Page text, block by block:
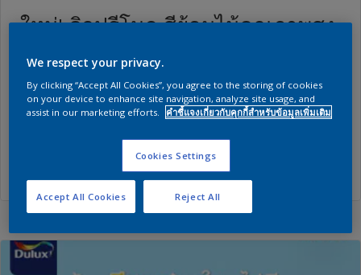
ใหม่! คิวปรีโนล สีย้อมไม้คุณภาพสูง
คิวปรีโนล ผลิตภัณฑ์รักษาเนื้อไม้คุณภาพสูงจากอังกฤษที่
มีประวัติยาวนานเกือบ 100 ปี
เพิ่มเติม
We respect your privacy.
By clicking “Accept All Cookies”, you agree to the storing of cookies
on your device to enhance site navigation, analyze site usage, and
assist in our marketing efforts.
คำชี้แจงเกี่ยวกับคุกกี้สำหรับข้อมูลเพิ่มเติม
Cookies Settings
Reject All
Accept All Cookies